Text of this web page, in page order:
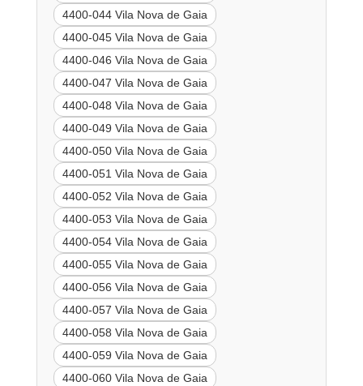
4400-044 Vila Nova de Gaia
4400-045 Vila Nova de Gaia
4400-046 Vila Nova de Gaia
4400-047 Vila Nova de Gaia
4400-048 Vila Nova de Gaia
4400-049 Vila Nova de Gaia
4400-050 Vila Nova de Gaia
4400-051 Vila Nova de Gaia
4400-052 Vila Nova de Gaia
4400-053 Vila Nova de Gaia
4400-054 Vila Nova de Gaia
4400-055 Vila Nova de Gaia
4400-056 Vila Nova de Gaia
4400-057 Vila Nova de Gaia
4400-058 Vila Nova de Gaia
4400-059 Vila Nova de Gaia
4400-060 Vila Nova de Gaia